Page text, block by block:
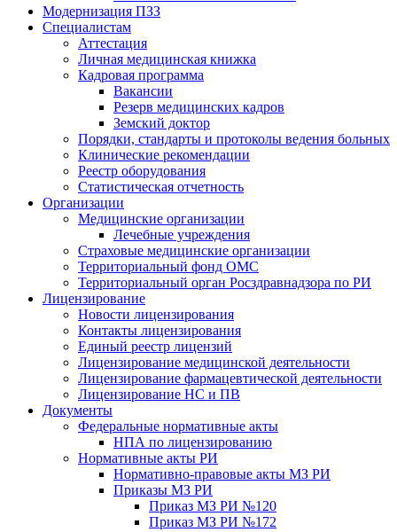
Модернизация ПЗЗ
Специалистам
Аттестация
Личная медицинская книжка
Кадровая программа
Вакансии
Резерв медицинских кадров
Земский доктор
Порядки, стандарты и протоколы ведения больных
Клинические рекомендации
Реестр оборудования
Статистическая отчетность
Организации
Медицинские организации
Лечебные учреждения
Страховые медицинские организации
Территориальный фонд ОМС
Территориальный орган Росздравнадзора по РИ
Лицензирование
Новости лицензирования
Контакты лицензирования
Единый реестр лицензий
Лицензирование медицинской деятельности
Лицензирование фармацевтической деятельности
Лицензирование НС и ПВ
Документы
Федеральные нормативные акты
НПА по лицензированию
Нормативные акты РИ
Нормативно-правовые акты МЗ РИ
Приказы МЗ РИ
Приказ МЗ РИ №120
Приказ МЗ РИ №172